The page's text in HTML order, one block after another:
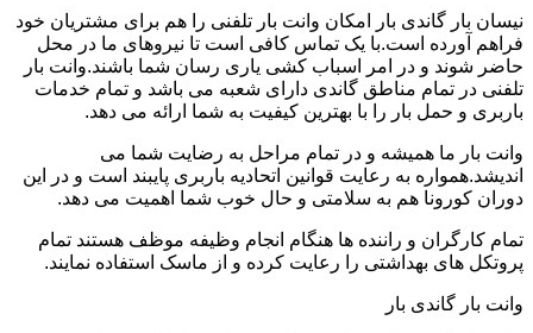
نیسان بار گاندی بار امکان وانت بار تلفنی را هم برای مشتریان خود
فراهم آورده است.با یک تماس کافی است تا نیروهای ما در محل
حاضر شوند و در امر اسباب کشی یاری رسان شما باشند.وانت بار
تلفنی در تمام مناطق گاندی دارای شعبه می باشد و تمام خدمات
باربری و حمل بار را با بهترین کیفیت به شما ارائه می دهد.
وانت بار ما همیشه و در تمام مراحل به رضایت شما می
اندیشد.همواره به رعایت قوانین اتحادیه باربری پایبند است و در این
دوران کورونا هم به سلامتی و حال خوب شما اهمیت می دهد.
تمام کارگران و راننده ها هنگام انجام وظیفه موظف هستند تمام
پروتکل های بهداشتی را رعایت کرده و از ماسک استفاده نمایند.
وانت بار گاندی بار